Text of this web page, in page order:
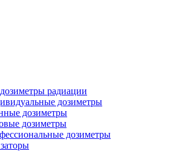
радиации
дозиметры
дозиметры
дозиметры
дозиметры